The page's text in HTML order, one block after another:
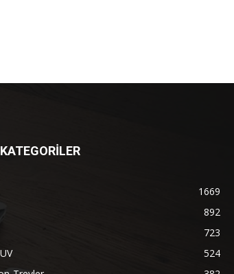
1669
892
723
524